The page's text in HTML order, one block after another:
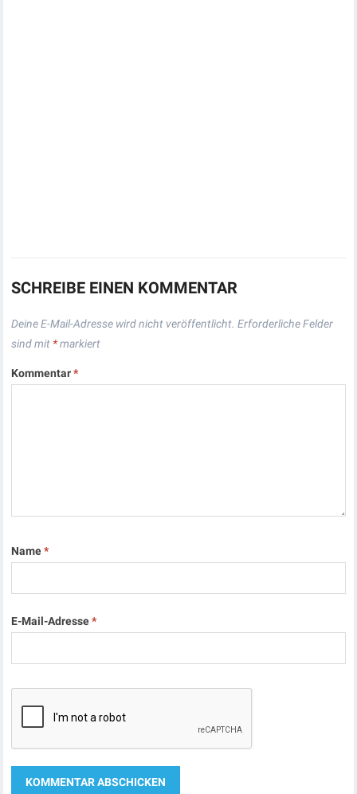
SCHREIBE EINEN KOMMENTAR
Deine E-Mail-Adresse wird nicht veröffentlicht. Erforderliche Felder
sind mit *markiert
Kommentar*
Name*
E-Mail-Adresse*